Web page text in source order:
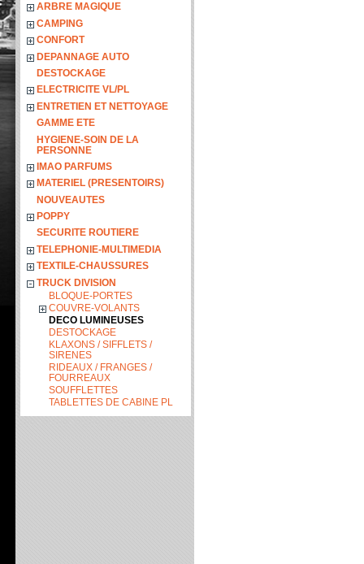
ARBRE MAGIQUE
CAMPING
CONFORT
DEPANNAGE AUTO
DESTOCKAGE
ELECTRICITE VL/PL
ENTRETIEN ET NETTOYAGE
GAMME ETE
HYGIENE-SOIN DE LA
PERSONNE
IMAO PARFUMS
MATERIEL (PRESENTOIRS)
NOUVEAUTES
POPPY
SECURITE ROUTIERE
TELEPHONIE-MULTIMEDIA
TEXTILE-CHAUSSURES
TRUCK DIVISION
BLOQUE-PORTES
COUVRE-VOLANTS
DECO LUMINEUSES
DESTOCKAGE
KLAXONS / SIFFLETS /
SIRENES
RIDEAUX / FRANGES /
FOURREAUX
SOUFFLETTES
TABLETTES DE CABINE PL